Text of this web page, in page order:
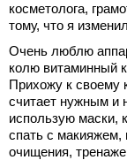
косметолога,
тому, что я
Очень люблю
колю витаминный
Прихожу к своему
считает нужным и
использую маски,
спать с
очищения,